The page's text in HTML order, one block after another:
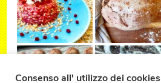
Consenso all' utilizzo dei cookies